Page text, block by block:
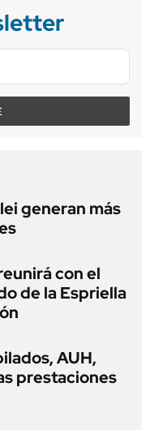
generan más
con el
de la Espriella
AUH,
prestaciones